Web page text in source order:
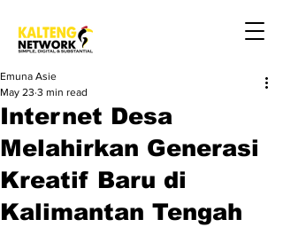
Internet Desa
Melahirkan Generasi
Kreatif Baru di
Kalimantan Tengah
Emuna Asie
May 23 3 min read